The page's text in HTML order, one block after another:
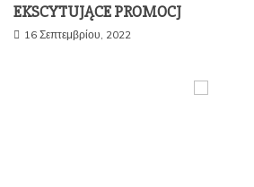
EKSCYTUJĄCE PROMOCJ
16 Σεπτεμβρίου, 2022